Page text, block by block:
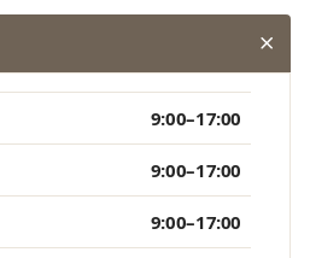
9:00–17:00
9:00–17:00
9:00–17:00